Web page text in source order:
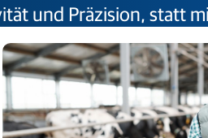
und Präzision, statt